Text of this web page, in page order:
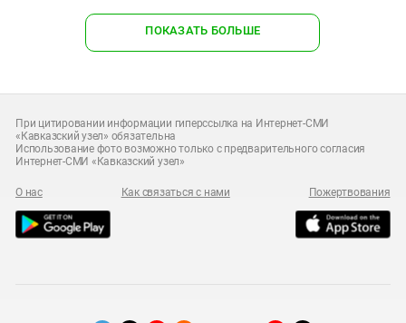
ПОКАЗАТЬ БОЛЬШЕ
При цитировании информации гиперссылка на Интернет-СМИ
«Кавказский узел» обязательна
Использование фото возможно только с предварительного согласия
Интернет-СМИ «Кавказский узел»
О нас Как связаться с нами Пожертвования